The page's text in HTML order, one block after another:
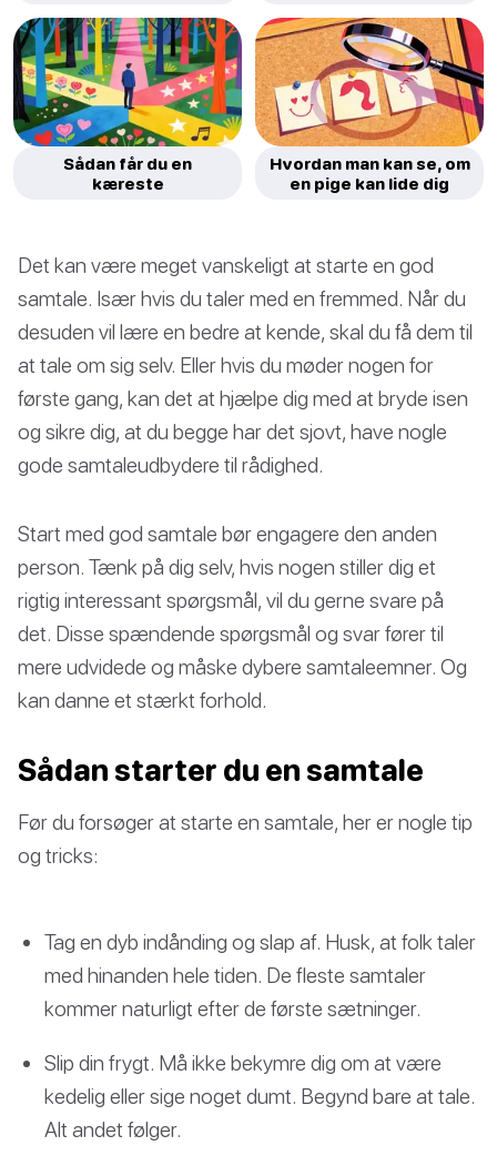
Sådan får du en
kæreste
Hvordan man kan se, om
en pige kan lide dig
Det kan være meget vanskeligt at starte en god
samtale. Især hvis du taler med en fremmed. Når du
desuden vil lære en bedre at kende, skal du få dem til
at tale om sig selv. Eller hvis du møder nogen for
første gang, kan det at hjælpe dig med at bryde isen
og sikre dig, at du begge har det sjovt, have nogle
gode samtaleudbydere til rådighed.
Start med god samtale bør engagere den anden
person. Tænk på dig selv, hvis nogen stiller dig et
rigtig interessant spørgsmål, vil du gerne svare på
det. Disse spændende spørgsmål og svar fører til
mere udvidede og måske dybere samtaleemner. Og
kan danne et stærkt forhold.
Sådan starter du en samtale
Før du forsøger at starte en samtale, her er nogle tip
og tricks:
Tag en dyb indånding og slap af. Husk, at folk taler
med hinanden hele tiden. De fleste samtaler
kommer naturligt efter de første sætninger.
Slip din frygt. Må ikke bekymre dig om at være
kedelig eller sige noget dumt. Begynd bare at tale.
Alt andet følger.